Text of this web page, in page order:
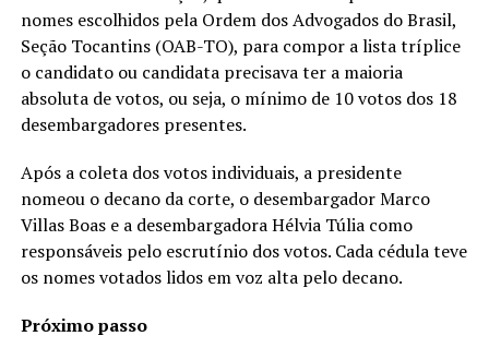
nomes escolhidos pela Ordem dos Advogados do Brasil,
Seção Tocantins (OAB-TO), para compor a lista tríplice
o candidato ou candidata precisava ter a maioria
absoluta de votos, ou seja, o mínimo de 10 votos dos 18
desembargadores presentes.
Após a coleta dos votos individuais, a presidente
nomeou o decano da corte, o desembargador Marco
Villas Boas e a desembargadora Hélvia Túlia como
responsáveis pelo escrutínio dos votos. Cada cédula teve
os nomes votados lidos em voz alta pelo decano.
Próximo passo